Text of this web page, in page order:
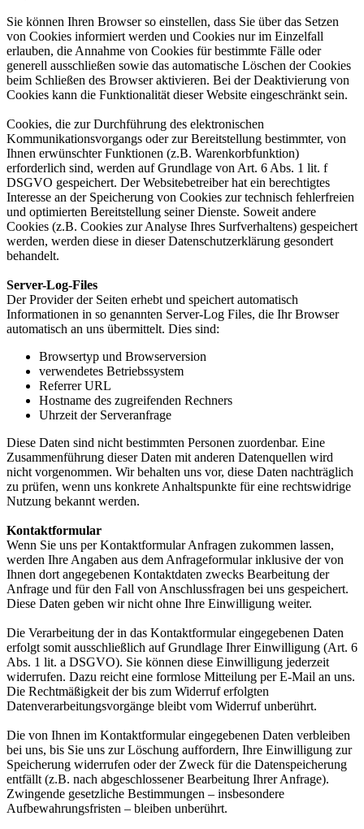
Sie können Ihren Browser so einstellen, dass Sie über das Setzen
von Cookies informiert werden und Cookies nur im Einzelfall
erlauben, die Annahme von Cookies für bestimmte Fälle oder
generell ausschließen sowie das automatische Löschen der Cookies
beim Schließen des Browser aktivieren. Bei der Deaktivierung von
Cookies kann die Funktionalität dieser Website eingeschränkt sein.
Cookies, die zur Durchführung des elektronischen
Kommunikationsvorgangs oder zur Bereitstellung bestimmter, von
Ihnen erwünschter Funktionen (z.B. Warenkorbfunktion)
erforderlich sind, werden auf Grundlage von Art. 6 Abs. 1 lit. f
DSGVO gespeichert. Der Websitebetreiber hat ein berechtigtes
Interesse an der Speicherung von Cookies zur technisch fehlerfreien
und optimierten Bereitstellung seiner Dienste. Soweit andere
Cookies (z.B. Cookies zur Analyse Ihres Surfverhaltens) gespeichert
werden, werden diese in dieser Datenschutzerklärung gesondert
behandelt.
Server-Log-Files
Der Provider der Seiten erhebt und speichert automatisch
Informationen in so genannten Server-Log Files, die Ihr Browser
automatisch an uns übermittelt. Dies sind:
Browsertyp und Browserversion
verwendetes Betriebssystem
Referrer URL
Hostname des zugreifenden Rechners
Uhrzeit der Serveranfrage
Diese Daten sind nicht bestimmten Personen zuordenbar. Eine
Zusammenführung dieser Daten mit anderen Datenquellen wird
nicht vorgenommen. Wir behalten uns vor, diese Daten nachträglich
zu prüfen, wenn uns konkrete Anhaltspunkte für eine rechtswidrige
Nutzung bekannt werden.
Kontaktformular
Wenn Sie uns per Kontaktformular Anfragen zukommen lassen,
werden Ihre Angaben aus dem Anfrageformular inklusive der von
Ihnen dort angegebenen Kontaktdaten zwecks Bearbeitung der
Anfrage und für den Fall von Anschlussfragen bei uns gespeichert.
Diese Daten geben wir nicht ohne Ihre Einwilligung weiter.
Die Verarbeitung der in das Kontaktformular eingegebenen Daten
erfolgt somit ausschließlich auf Grundlage Ihrer Einwilligung (Art. 6
Abs. 1 lit. a DSGVO). Sie können diese Einwilligung jederzeit
widerrufen. Dazu reicht eine formlose Mitteilung per E-Mail an uns.
Die Rechtmäßigkeit der bis zum Widerruf erfolgten
Datenverarbeitungsvorgänge bleibt vom Widerruf unberührt.
Die von Ihnen im Kontaktformular eingegebenen Daten verbleiben
bei uns, bis Sie uns zur Löschung auffordern, Ihre Einwilligung zur
Speicherung widerrufen oder der Zweck für die Datenspeicherung
entfällt (z.B. nach abgeschlossener Bearbeitung Ihrer Anfrage).
Zwingende gesetzliche Bestimmungen – insbesondere
Aufbewahrungsfristen – bleiben unberührt.